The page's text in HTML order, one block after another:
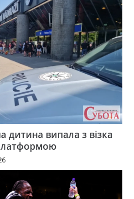
дитина випала з візка